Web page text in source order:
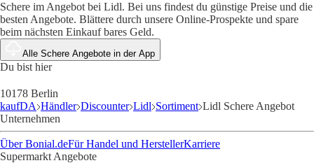
Schere im Angebot bei Lidl. Bei uns findest du günstige Preise und die
besten Angebote. Blättere durch unsere Online-Prospekte und spare
beim nächsten Einkauf bares Geld.
Alle Schere Angebote in der App
Du bist hier
10178 Berlin
kaufDA Händler Discounter Lidl Sortiment Lidl Schere Angebot
Unternehmen
Über Bonial.deFür Handel und HerstellerKarriere
Supermarkt Angebote